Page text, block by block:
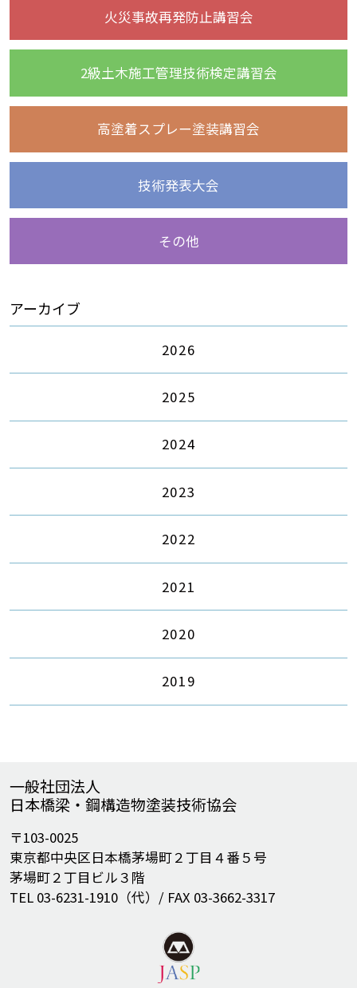
火災事故再発防止講習会
2級土木施工管理技術検定講習会
高塗着スプレー塗装講習会
技術発表大会
その他
アーカイブ
2026
2025
2024
2023
2022
2021
2020
2019
一般社団法人
日本橋梁・鋼構造物塗装技術協会
〒103-0025
東京都中央区日本橋茅場町２丁目４番５号
茅場町２丁目ビル３階
TEL 03-6231-1910（代）/ FAX 03-3662-3317